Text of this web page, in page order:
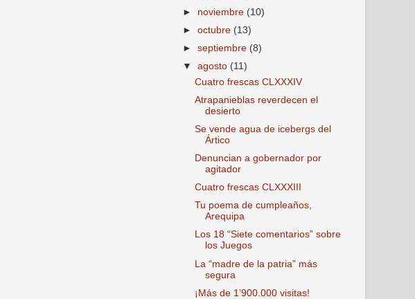
► noviembre (10)
►octubre (13)
►septiembre (8)
▼agosto (11)
Cuatro frescas CLXXXIV
Atrapanieblas reverdecen el
desierto
Se vende agua de icebergs del
Ártico
Denuncian a gobernador por
agitador
Cuatro frescas CLXXXIII
Tu poema de cumpleaños,
Arequipa
Los 18 “Siete comentarios” sobre
los Juegos
La “madre de la patria” más
segura
¡Más de 1’900.000 visitas!